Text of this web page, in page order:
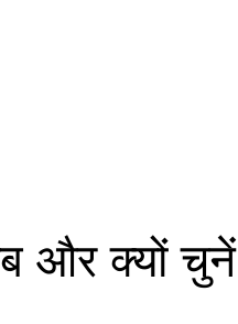
क्यों चुनें |